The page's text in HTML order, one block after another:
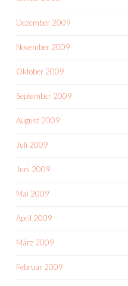
Dezember 2009
November 2009
Oktober 2009
September 2009
August 2009
Juli 2009
Juni 2009
Mai 2009
April 2009
März 2009
Februar 2009